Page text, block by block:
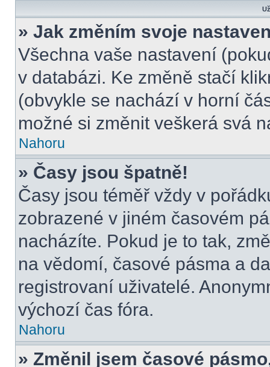
» Jak změním svoje
Všechna vaše nastavení
v databázi. Ke změně stačí
(obvykle se nachází v horní
možné si změnit veškerá svá
Nahoru
» Časy jsou špatně!
Časy jsou téměř vždy v
zobrazené v jiném časovém
nacházíte. Pokud je to tak,
na vědomí, časové pásma a
registrovaní uživatelé.
výchozí čas fóra.
Nahoru
» Změnil jsem časové